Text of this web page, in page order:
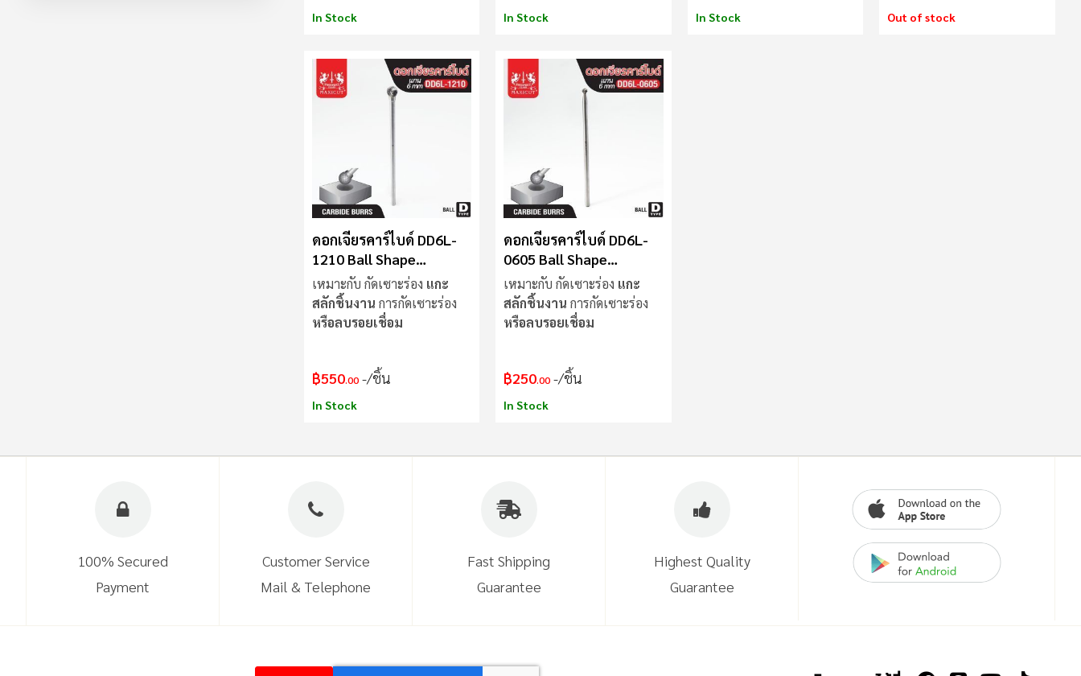
In Stock In Stock In Stock Out of stock
ดอกเจียรคาร์ไบด์ DD6L-
1210 Ball Shape
MAXICUT
เหมาะกับ กัดเซาะร่อง แกะ
สลักชิ้นงาน การกัดเซาะร่อง
หรือลบรอยเชื่อม
฿550.00 /ชิ้น
In Stock
ดอกเจียรคาร์ไบด์ DD6L-
0605 Ball Shape
MAXICUT
เหมาะกับ กัดเซาะร่อง แกะ
สลักชิ้นงาน การกัดเซาะร่อง
หรือลบรอยเชื่อม
฿250.00 /ชิ้น
In Stock
100% Secured
Payment
Customer Service
Mail & Telephone
Fast Shipping
Guarantee
Highest Quality
Guarantee